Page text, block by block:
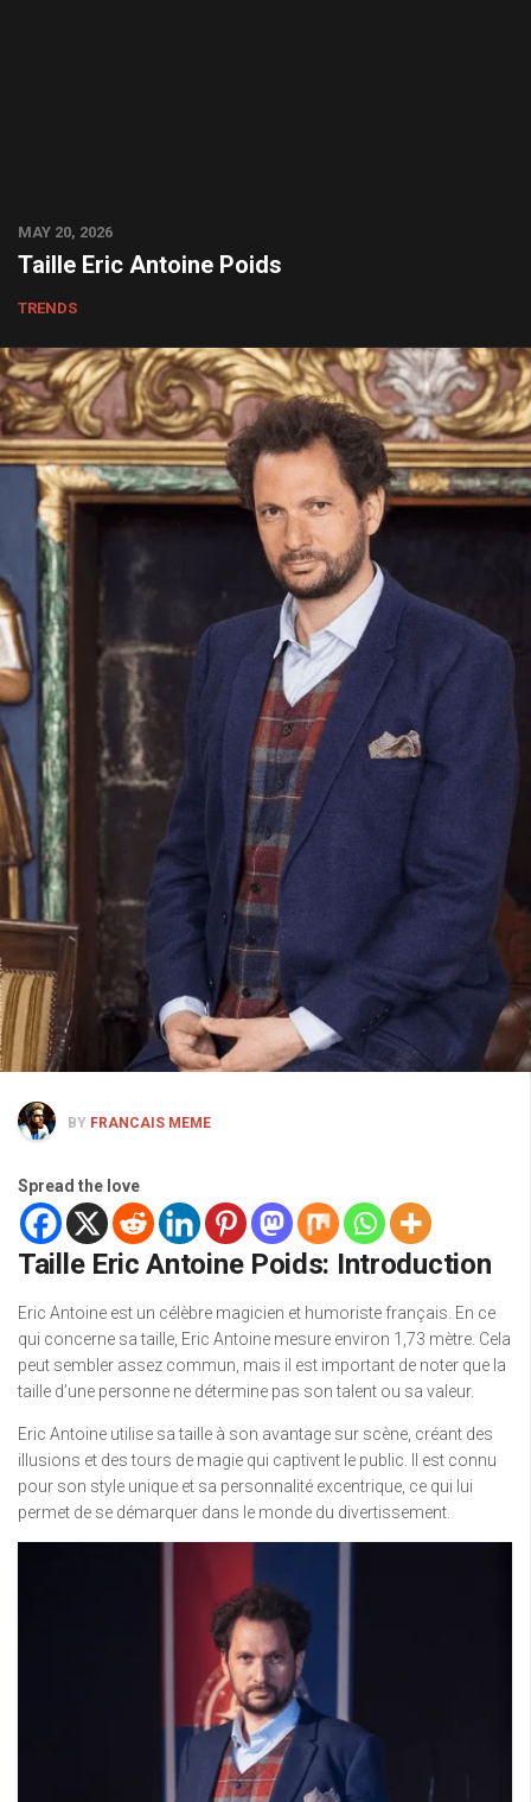
MAY 20, 2026
Taille Eric Antoine Poids
TRENDS
BY FRANCAIS MEME
Spread the love
Taille Eric Antoine Poids: Introduction
Eric Antoine est un célèbre magicien et humoriste français. En ce
qui concerne sa taille, Eric Antoine mesure environ 1,73 mètre. Cela
peut sembler assez commun, mais il est important de noter que la
taille d’une personne ne détermine pas son talent ou sa valeur.
Eric Antoine utilise sa taille à son avantage sur scène, créant des
illusions et des tours de magie qui captivent le public. Il est connu
pour son style unique et sa personnalité excentrique, ce qui lui
permet de se démarquer dans le monde du divertissement.